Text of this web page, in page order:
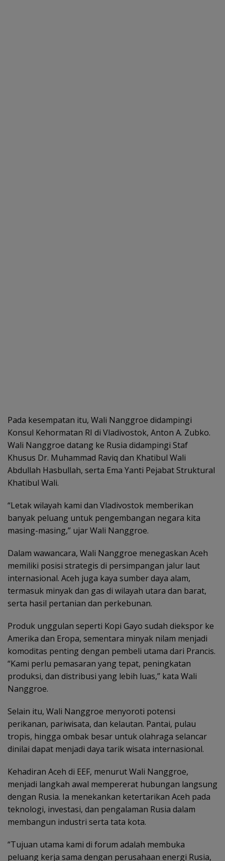
Pada kesempatan itu, Wali Nanggroe didampingi
Konsul Kehormatan RI di Vladivostok, Anton A. Zubko.
Wali Nanggroe datang ke Rusia didampingi Staf
Khusus Dr. Muhammad Raviq dan Khatibul Wali
Abdullah Hasbullah, serta Ema Yanti Pejabat Struktural
Khatibul Wali.
“Letak wilayah kami dan Vladivostok memberikan
banyak peluang untuk pengembangan negara kita
masing-masing,” ujar Wali Nanggroe.
Dalam wawancara, Wali Nanggroe menegaskan Aceh
memiliki posisi strategis di persimpangan jalur laut
internasional. Aceh juga kaya sumber daya alam,
termasuk minyak dan gas di wilayah utara dan barat,
serta hasil pertanian dan perkebunan.
Produk unggulan seperti Kopi Gayo sudah diekspor ke
Amerika dan Eropa, sementara minyak nilam menjadi
komoditas penting dengan pembeli utama dari Prancis.
“Kami perlu pemasaran yang tepat, peningkatan
produksi, dan distribusi yang lebih luas,” kata Wali
Nanggroe.
Selain itu, Wali Nanggroe menyoroti potensi
perikanan, pariwisata, dan kelautan. Pantai, pulau
tropis, hingga ombak besar untuk olahraga selancar
dinilai dapat menjadi daya tarik wisata internasional.
Kehadiran Aceh di EEF, menurut Wali Nanggroe,
menjadi langkah awal mempererat hubungan langsung
dengan Rusia. Ia menekankan ketertarikan Aceh pada
teknologi, investasi, dan pengalaman Rusia dalam
membangun industri serta tata kota.
“Tujuan utama kami di forum adalah membuka
peluang kerja sama dengan perusahaan energi Rusia,